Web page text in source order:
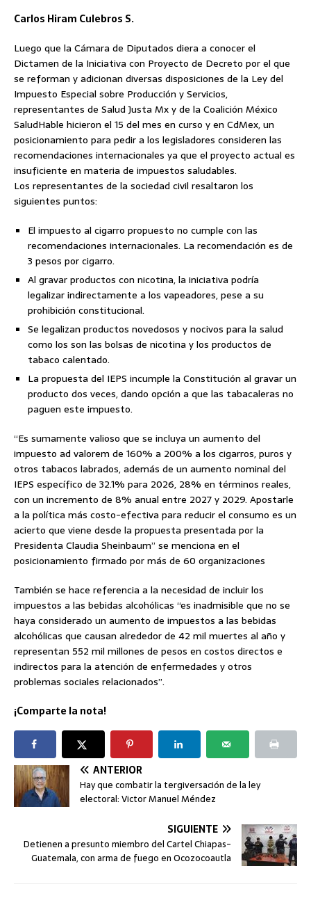
Carlos Hiram Culebros S.
Luego que la Cámara de Diputados diera a conocer el
Dictamen de la Iniciativa con Proyecto de Decreto por el que
se reforman y adicionan diversas disposiciones de la Ley del
Impuesto Especial sobre Producción y Servicios,
representantes de Salud Justa Mx y de la Coalición México
SaludHable hicieron el 15 del mes en curso y en CdMex, un
posicionamiento para pedir a los legisladores consideren las
recomendaciones internacionales ya que el proyecto actual es
insuficiente en materia de impuestos saludables.
Los representantes de la sociedad civil resaltaron los
siguientes puntos:
El impuesto al cigarro propuesto no cumple con las
recomendaciones internacionales. La recomendación es de
3 pesos por cigarro.
Al gravar productos con nicotina, la iniciativa podría
legalizar indirectamente a los vapeadores, pese a su
prohibición constitucional.
Se legalizan productos novedosos y nocivos para la salud
como los son las bolsas de nicotina y los productos de
tabaco calentado.
La propuesta del IEPS incumple la Constitución al gravar un
producto dos veces, dando opción a que las tabacaleras no
paguen este impuesto.
“Es sumamente valioso que se incluya un aumento del
impuesto ad valorem de 160% a 200% a los cigarros, puros y
otros tabacos labrados, además de un aumento nominal del
IEPS específico de 32.1% para 2026, 28% en términos reales,
con un incremento de 8% anual entre 2027 y 2029. Apostarle
a la política más costo-efectiva para reducir el consumo es un
acierto que viene desde la propuesta presentada por la
Presidenta Claudia Sheinbaum” se menciona en el
posicionamiento firmado por más de 60 organizaciones
También se hace referencia a la necesidad de incluir los
impuestos a las bebidas alcohólicas “es inadmisible que no se
haya considerado un aumento de impuestos a las bebidas
alcohólicas que causan alrededor de 42 mil muertes al año y
representan 552 mil millones de pesos en costos directos e
indirectos para la atención de enfermedades y otros
problemas sociales relacionados”.
¡Comparte la nota!
ANTERIOR
Hay que combatir la tergiversación de la ley
electoral: Victor Manuel Méndez
SIGUIENTE
Detienen a presunto miembro del Cartel Chiapas-
Guatemala, con arma de fuego en Ocozocoautla